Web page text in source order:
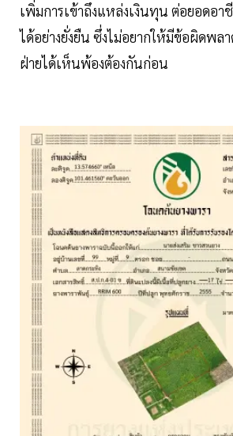
เพิ่มการเข้าถึงแหล่งเงินทุน ต่อยอดอา
ได้อย่างยั่งยืน ซึ่งไม่อยากให้มีข้อผิดพล
ฝ่ายได้เห็นพ้องต้องกันก่อน